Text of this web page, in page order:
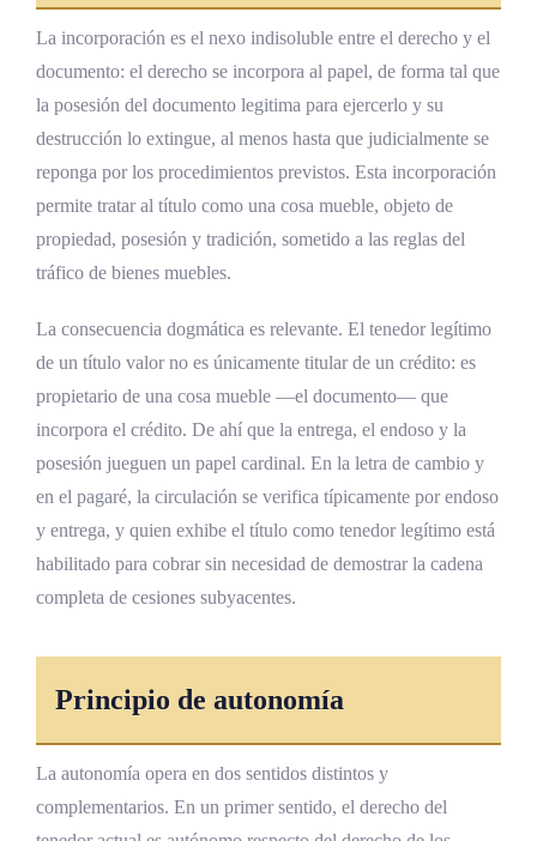
Control interno en entidades acreedoras
Cautelas para el deudor y el avalista
Preguntas frecuentes
¿Cuál es la diferencia fundamental entre un
pagaré y una letra de cambio?
¿Qué requisitos esenciales no pueden
omitirse en un pagaré?
pagaré o letra de cambio?
¿Cómo se cobra judicialmente un pagaré
¿Qué diferencias hay entre el aval cambiario
y la fianza civil?
¿Es válido en Costa Rica un pagaré emitido
en formato electrónico?
¿Puede el deudor oponer al tenedor actual
¿Qué ocurre con el pagaré si la persona que
lo firmó fallece?
Conclusiones sobre el Pagaré y la Letra de
La incorporación es el nexo indisoluble entre el derecho y el
documento: el derecho se incorpora al papel, de forma tal que
la posesión del documento legitima para ejercerlo y su
destrucción lo extingue, al menos hasta que judicialmente se
reponga por los procedimientos previstos. Esta incorporación
permite tratar al título como una cosa mueble, objeto de
propiedad, posesión y tradición, sometido a las reglas del
tráfico de bienes muebles.
La consecuencia dogmática es relevante. El tenedor legítimo
de un título valor no es únicamente titular de un crédito: es
propietario de una cosa mueble —el documento— que
incorpora el crédito. De ahí que la entrega, el endoso y la
posesión jueguen un papel cardinal. En la letra de cambio y
en el pagaré, la circulación se verifica típicamente por endoso
y entrega, y quien exhibe el título como tenedor legítimo está
habilitado para cobrar sin necesidad de demostrar la cadena
completa de cesiones subyacentes.
Principio de autonomía
La autonomía opera en dos sentidos distintos y
complementarios. En un primer sentido, el derecho del